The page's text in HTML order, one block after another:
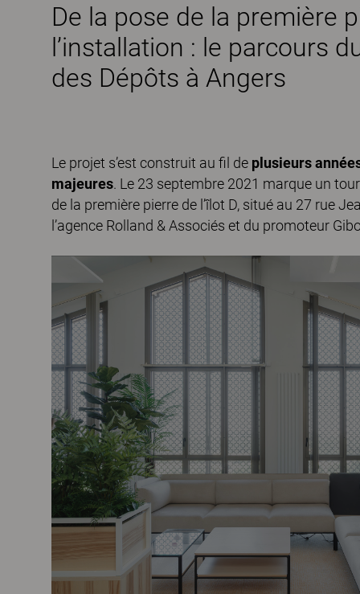
De la pose de la première
l’installation : le parcours
des Dépôts à Angers
Le projet s’est construit au fil de plusieurs
majeures. Le 23 septembre 2021 marque un
de la première pierre de l’îlot D, situé au 27 rue
l’agence Rolland & Associés et du promoteur